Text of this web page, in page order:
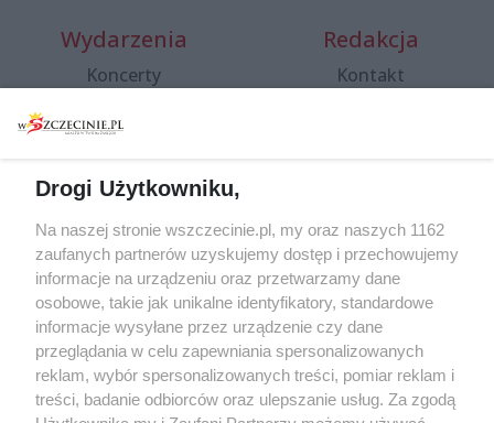
Wydarzenia
Koncerty
Spacery i oprowadzania
targi
Wernisaże
Więcej
Redakcja
Kontakt
Specjalny koncert z okazji
20. urodzin portalu
wSzczecinie.pl
Regulamin konkursów
śniadaniówka "Hej
Szczecin! Jest piątek!"
Drogi Użytkowniku,
Na naszej stronie wszczecinie.pl, my oraz naszych 1162
zaufanych partnerów uzyskujemy dostęp i przechowujemy
informacje na urządzeniu oraz przetwarzamy dane
osobowe, takie jak unikalne identyfikatory, standardowe
informacje wysyłane przez urządzenie czy dane
przeglądania w celu zapewniania spersonalizowanych
reklam, wybór spersonalizowanych treści, pomiar reklam i
treści, badanie odbiorców oraz ulepszanie usług. Za zgodą